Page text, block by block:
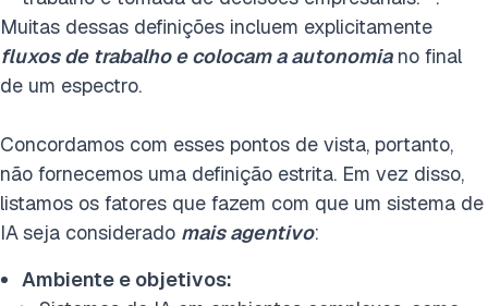
Muitas dessas definições incluem explicitamente
fluxos de trabalho e colocam a autonomiano final
de um espectro.
Concordamos com esses pontos de vista, portanto,
não fornecemos uma definição estrita. Em vez disso,
listamos os fatores que fazem com que um sistema de
IAseja considerado mais agentivo:
Ambiente e objetivos: